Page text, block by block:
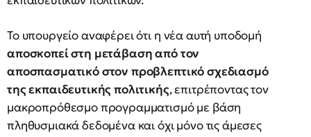
Το υπουργείο αναφέρει ότι η νέα αυτή υποδομή
αποσκοπεί στη μετάβαση από τον
αποσπασματικό στον προβλεπτικό σχεδιασμό
της εκπαιδευτικής πολιτικής, επιτρέποντας τον
μακροπρόθεσμο προγραμματισμό με βάση
πληθυσμιακά δεδομένα και όχι μόνο τις άμεσες